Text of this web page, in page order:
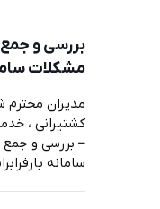
بررسی و
مشکلات
مديران محترم
كشتيراني ،
– بررسی و
سامانه